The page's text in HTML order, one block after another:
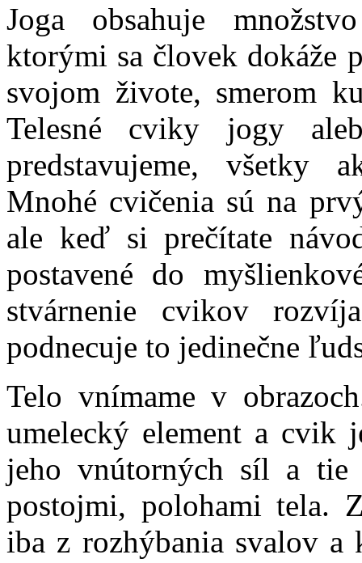
Joga obsahuje
ktorými sa človek dokáže
svojom živote, smerom
Telesné cviky jogy
predstavujeme, všetky
Mnohé cvičenia sú na
ale keď si prečítate
postavené do
stvárnenie cvikov
podnecuje to jedinečne
Telo vnímame v
umelecký element a cvik
jeho vnútorných síl a tie
postojmi, polohami tela.
iba z rozhýbania svalov